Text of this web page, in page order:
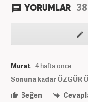
YORUMLAR 38
Murat 4 hafta önce
Sonuna kadar ÖZGÜR
Beğen